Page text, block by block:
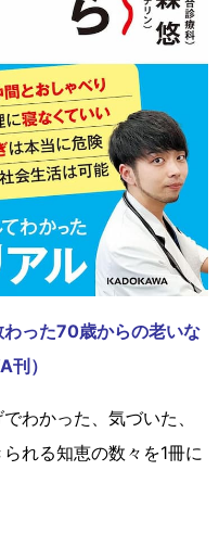
った70歳からの老いな
）
わかった、気づいた、
れる知恵の数々を1冊に